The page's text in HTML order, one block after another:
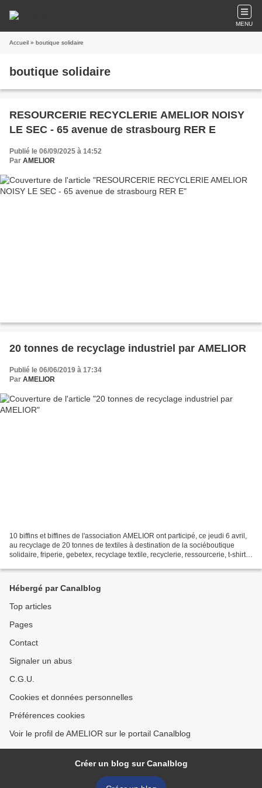
MENU
Accueil » boutique solidaire
boutique solidaire
RESOURCERIE RECYCLERIE AMELIOR NOISY
LE SEC - 65 avenue de strasbourg RER E
Publié le 06/09/2025 à 14:52
Par AMELIOR
20 tonnes de recyclage industriel par AMELIOR
Publié le 06/06/2019 à 17:34
Par AMELIOR
10 biffins et biffines de l'association AMELIOR ont participé, ce jeudi 6 avril,
au recyclage de 20 tonnes de textiles à destination de la sociéboutique
solidaire, friperie, gebetex, recyclage textile, recyclerie, ressourcerie, t-shirt
Hébergé par Canalblog
Top articles
Pages
Contact
Signaler un abus
C.G.U.
Cookies et données personnelles
Préférences cookies
Voir le profil de AMELIOR sur le portail Canalblog
Créer un blog sur Canalblog